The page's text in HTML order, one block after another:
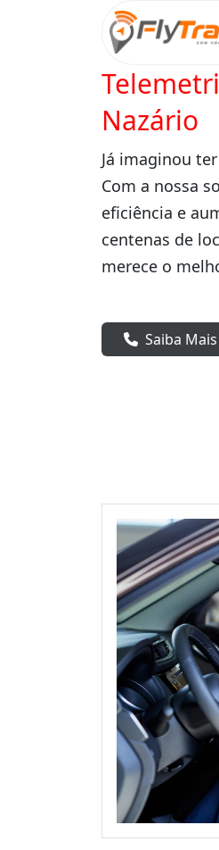
Nazário
Já imaginou
Com a nossa
eficiência e
centenas de
merece o
Saiba Mais